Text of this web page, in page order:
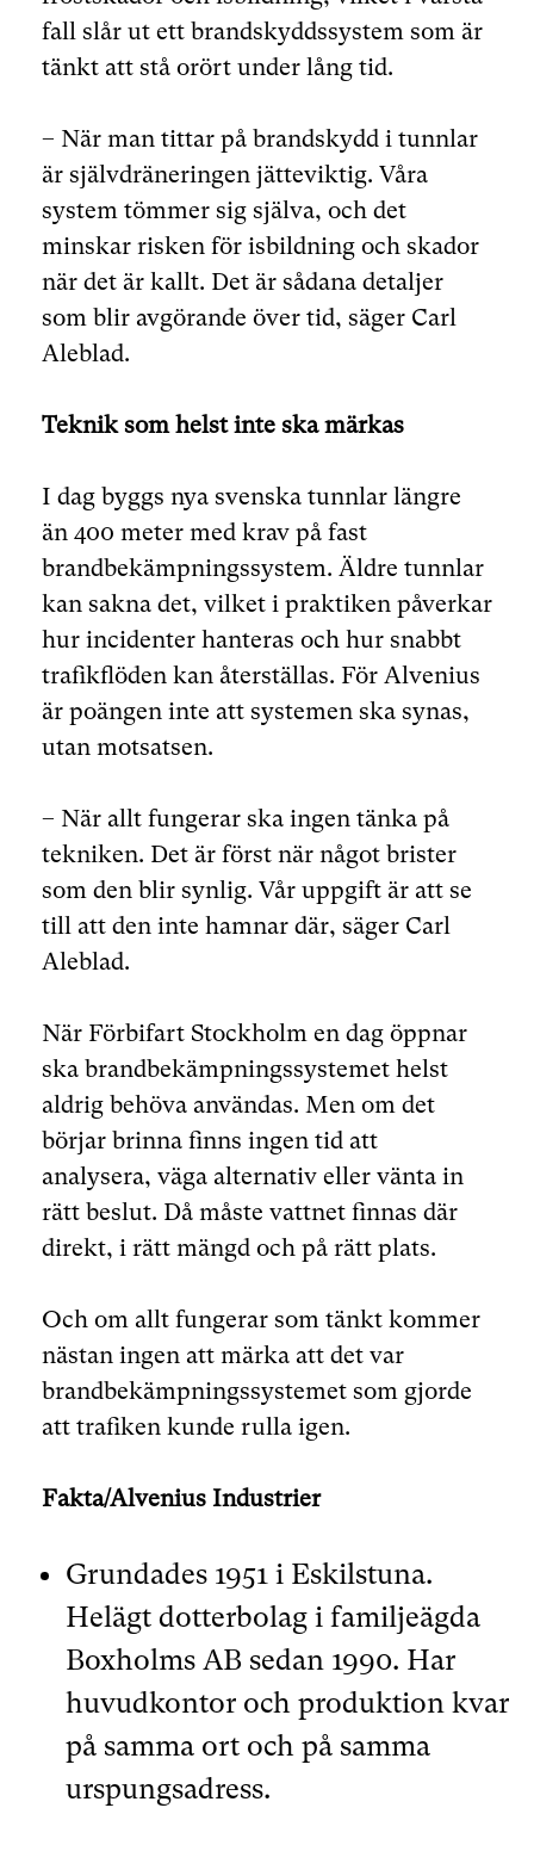
fall slår ut ett brandskyddssystem som är
tänkt att stå orört under lång tid.
– När man tittar på brandskydd i tunnlar
är självdräneringen jätteviktig. Våra
system tömmer sig själva, och det
minskar risken för isbildning och skador
när det är kallt. Det är sådana detaljer
som blir avgörande över tid, säger Carl
Aleblad.
Teknik som helst inte ska märkas
I dag byggs nya svenska tunnlar längre
än 400 meter med krav på fast
brandbekämpningssystem. Äldre tunnlar
kan sakna det, vilket i praktiken påverkar
hur incidenter hanteras och hur snabbt
trafikflöden kan återställas. För Alvenius
är poängen inte att systemen ska synas,
utan motsatsen.
– När allt fungerar ska ingen tänka på
tekniken. Det är först när något brister
som den blir synlig. Vår uppgift är att se
till att den inte hamnar där, säger Carl
Aleblad.
När Förbifart Stockholm en dag öppnar
ska brandbekämpningssystemet helst
aldrig behöva användas. Men om det
börjar brinna finns ingen tid att
analysera, väga alternativ eller vänta in
rätt beslut. Då måste vattnet finnas där
direkt, i rätt mängd och på rätt plats.
Och om allt fungerar som tänkt kommer
nästan ingen att märka att det var
brandbekämpningssystemet som gjorde
att trafiken kunde rulla igen.
Fakta/Alvenius Industrier
Grundades 1951 i Eskilstuna.
Helägt dotterbolag i familjeägda
Boxholms AB sedan 1990. Har
huvudkontor och produktion kvar
på samma ort och på samma
urspungsadress.